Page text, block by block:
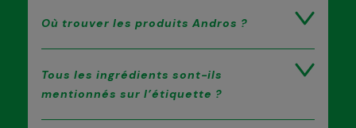
Où trouver les produits Andros ?
Tous les ingrédients sont-ils
mentionnés sur l’étiquette ?